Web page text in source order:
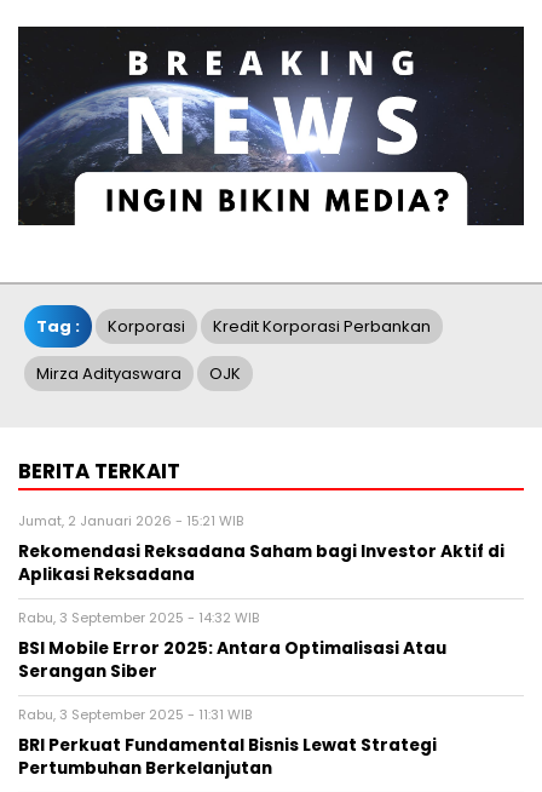
Tag : Korporasi Kredit Korporasi Perbankan
Mirza Adityaswara OJK
BERITA TERKAIT
Jumat, 2 Januari 2026 - 15:21 WIB
Rekomendasi Reksadana Saham bagi Investor Aktif di
Aplikasi Reksadana
Rabu, 3 September 2025 - 14:32 WIB
BSI Mobile Error 2025: Antara Optimalisasi Atau
Serangan Siber
Rabu, 3 September 2025 - 11:31 WIB
BRI Perkuat Fundamental Bisnis Lewat Strategi
Pertumbuhan Berkelanjutan